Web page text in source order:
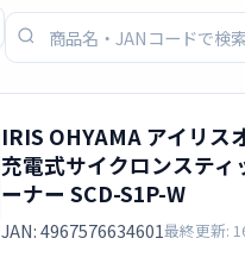
IRIS OHYAMA アイリス
充電式サイクロンスティ
ーナー SCD-S1P-W
JAN: 4967576634601最終更新: